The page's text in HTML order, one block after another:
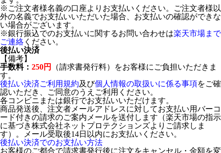
※ご注文者様名義の口座よりお支払いください。ご注文者様以
外の名義でお支払いいただいた場合、お支払いの確認ができな
い場合がございます。
※銀行振込でのお支払いに関するお問い合わせは楽天市場まで
ご連絡 ください。
後払い決済
【備考】
手数料： 250円
（請求書発行料）をお客様にご負担いただきま
す。
後払い決済ご利用規約及び個人情報の取扱いに係る事項をご確
認いただき、ご同意のうえご利用ください。
各コンビニまたは銀行でお支払いいただけます。
商品発送後、注文者メールアドレスに対してお支払い用バーコ
ード付きの請求のご案内メールを送付します（楽天市場の指示
に基づき株式会社ネットプロテクションズよりご請求しま
す）。メール受取後14日以内にお支払いください。
後払い決済でのお支払い方法
お客様のご都合で請求書発行後に注文をキャンセル・金額を変